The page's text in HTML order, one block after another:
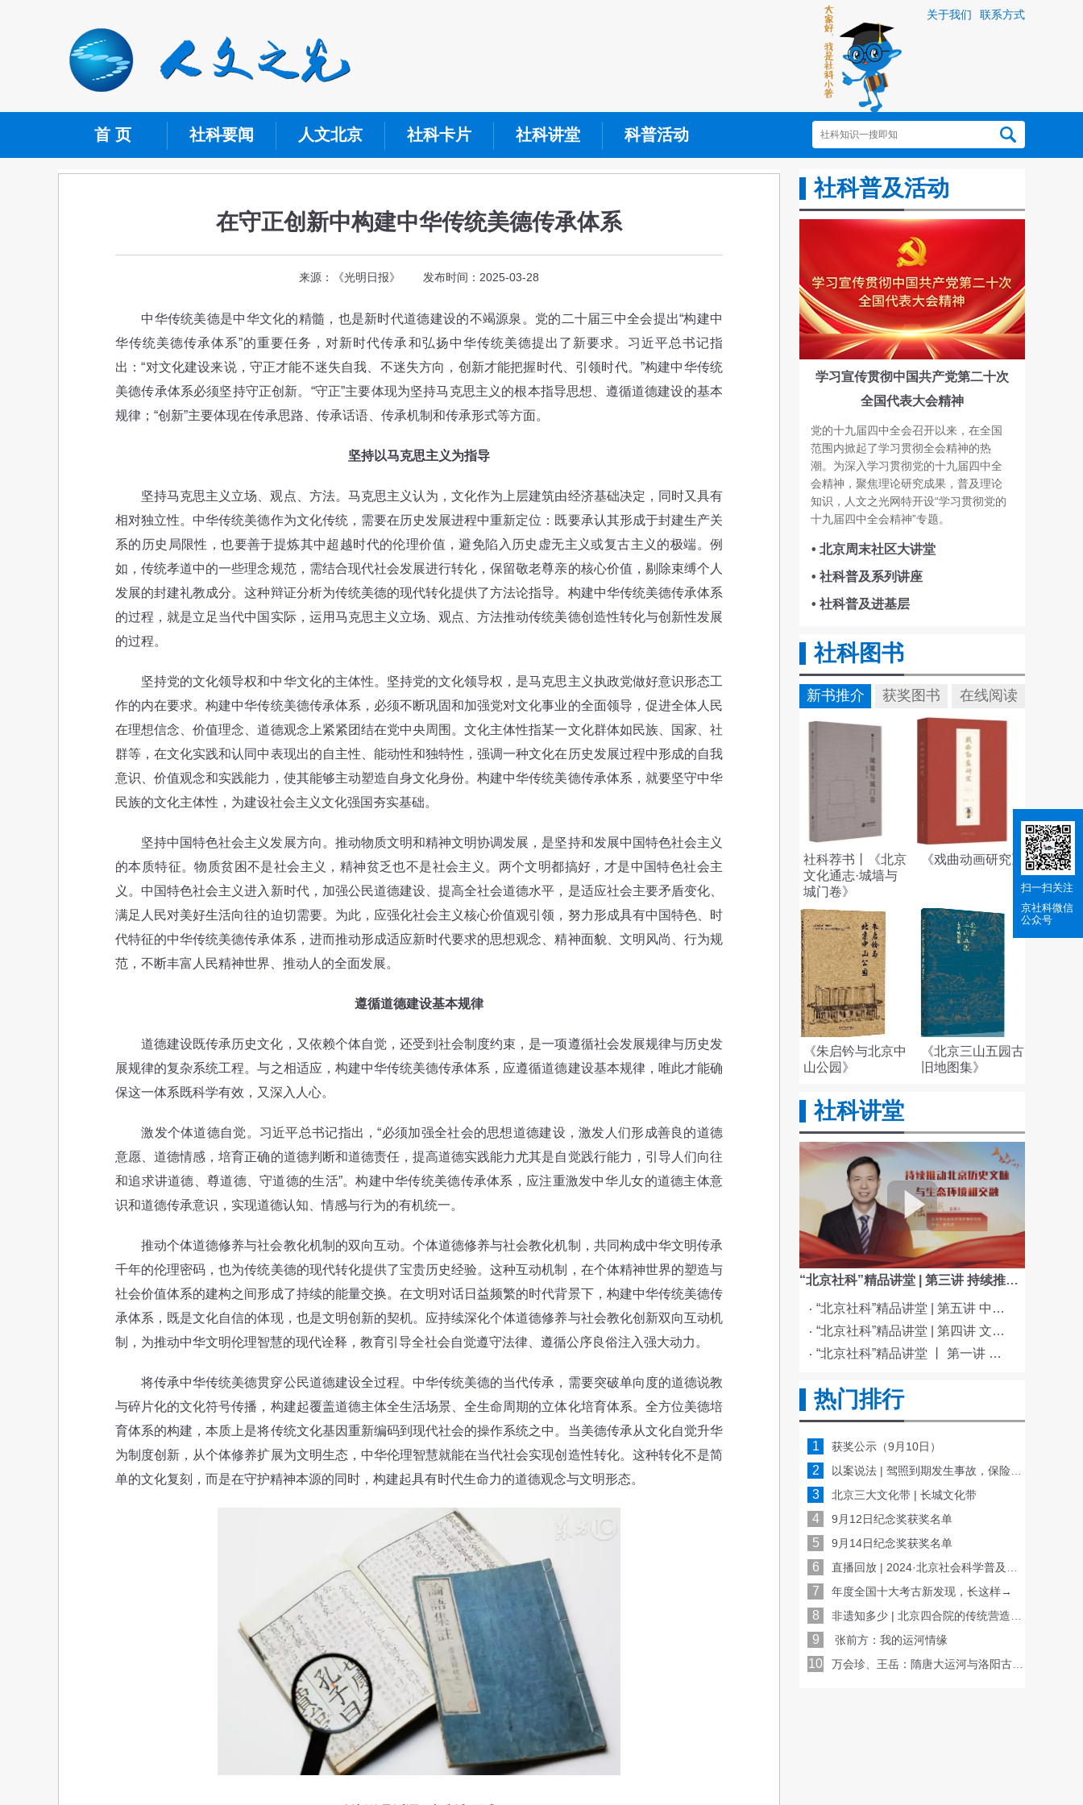
关于我们 联系方式
首 页 社科要闻 人文北京 社科卡片 社科讲堂 科普活动
在守正创新中构建中华传统美德传承体系
来源：《光明日报》 发布时间：2025-03-28
中华传统美德是中华文化的精髓，也是新时代道德建设的不竭源泉。党的二十届三中全会提出“构建中
华传统美德传承体系”的重要任务，对新时代传承和弘扬中华传统美德提出了新要求。习近平总书记指
出：“对文化建设来说，守正才能不迷失自我、不迷失方向，创新才能把握时代、引领时代。”构建中华传统
美德传承体系必须坚持守正创新。“守正”主要体现为坚持马克思主义的根本指导思想、遵循道德建设的基本
规律；“创新”主要体现在传承思路、传承话语、传承机制和传承形式等方面。
坚持以马克思主义为指导
坚持马克思主义立场、观点、方法。马克思主义认为，文化作为上层建筑由经济基础决定，同时又具有
相对独立性。中华传统美德作为文化传统，需要在历史发展进程中重新定位：既要承认其形成于封建生产关
系的历史局限性，也要善于提炼其中超越时代的伦理价值，避免陷入历史虚无主义或复古主义的极端。例
如，传统孝道中的一些理念规范，需结合现代社会发展进行转化，保留敬老尊亲的核心价值，剔除束缚个人
发展的封建礼教成分。这种辩证分析为传统美德的现代转化提供了方法论指导。构建中华传统美德传承体系
的过程，就是立足当代中国实际，运用马克思主义立场、观点、方法推动传统美德创造性转化与创新性发展
的过程。
坚持党的文化领导权和中华文化的主体性。坚持党的文化领导权，是马克思主义执政党做好意识形态工
作的内在要求。构建中华传统美德传承体系，必须不断巩固和加强党对文化事业的全面领导，促进全体人民
在理想信念、价值理念、道德观念上紧紧团结在党中央周围。文化主体性指某一文化群体如民族、国家、社
群等，在文化实践和认同中表现出的自主性、能动性和独特性，强调一种文化在历史发展过程中形成的自我
意识、价值观念和实践能力，使其能够主动塑造自身文化身份。构建中华传统美德传承体系，就要坚守中华
民族的文化主体性，为建设社会主义文化强国夯实基础。
坚持中国特色社会主义发展方向。推动物质文明和精神文明协调发展，是坚持和发展中国特色社会主义
的本质特征。物质贫困不是社会主义，精神贫乏也不是社会主义。两个文明都搞好，才是中国特色社会主
义。中国特色社会主义进入新时代，加强公民道德建设、提高全社会道德水平，是适应社会主要矛盾变化、
满足人民对美好生活向往的迫切需要。为此，应强化社会主义核心价值观引领，努力形成具有中国特色、时
代特征的中华传统美德传承体系，进而推动形成适应新时代要求的思想观念、精神面貌、文明风尚、行为规
范，不断丰富人民精神世界、推动人的全面发展。
遵循道德建设基本规律
道德建设既传承历史文化，又依赖个体自觉，还受到社会制度约束，是一项遵循社会发展规律与历史发
展规律的复杂系统工程。与之相适应，构建中华传统美德传承体系，应遵循道德建设基本规律，唯此才能确
保这一体系既科学有效，又深入人心。
激发个体道德自觉。习近平总书记指出，“必须加强全社会的思想道德建设，激发人们形成善良的道德
意愿、道德情感，培育正确的道德判断和道德责任，提高道德实践能力尤其是自觉践行能力，引导人们向往
和追求讲道德、尊道德、守道德的生活”。构建中华传统美德传承体系，应注重激发中华儿女的道德主体意
识和道德传承意识，实现道德认知、情感与行为的有机统一。
推动个体道德修养与社会教化机制的双向互动。个体道德修养与社会教化机制，共同构成中华文明传承
千年的伦理密码，也为传统美德的现代转化提供了宝贵历史经验。这种互动机制，在个体精神世界的塑造与
社会价值体系的建构之间形成了持续的能量交换。在文明对话日益频繁的时代背景下，构建中华传统美德传
承体系，既是文化自信的体现，也是文明创新的契机。应持续深化个体道德修养与社会教化创新双向互动机
制，为推动中华文明伦理智慧的现代诠释，教育引导全社会自觉遵守法律、遵循公序良俗注入强大动力。
将传承中华传统美德贯穿公民道德建设全过程。中华传统美德的当代传承，需要突破单向度的道德说教
与碎片化的文化符号传播，构建起覆盖道德主体全生活场景、全生命周期的立体化培育体系。全方位美德培
育体系的构建，本质上是将传统文化基因重新编码到现代社会的操作系统之中。当美德传承从文化自觉升华
为制度创新，从个体修养扩展为文明生态，中华伦理智慧就能在当代社会实现创造性转化。这种转化不是简
单的文化复刻，而是在守护精神本源的同时，构建起具有时代生命力的道德观念与文明形态。
社科普及活动
学习宣传贯彻中国共产党第二十次
全国代表大会精神
党的十九届四中全会召开以来，在全国
范围内掀起了学习贯彻全会精神的热
潮。为深入学习贯彻党的十九届四中全
会精神，聚焦理论研究成果，普及理论
知识，人文之光网特开设“学习贯彻党的
十九届四中全会精神”专题。
• 北京周末社区大讲堂
• 社科普及系列讲座
• 社科普及进基层
社科图书
新书推介 获奖图书 在线阅读
社科荐书丨《北京
文化通志·城墙与
城门卷》
《戏曲动画研究》
《朱启钤与北京中
山公园》
《北京三山五园古
旧地图集》
社科讲堂
“北京社科”精品讲堂 | 第三讲 持续推动北京历史文脉与生态环境相交融
“北京社科”精品讲堂 | 第五讲 中国电影与文化传统
“北京社科”精品讲堂 | 第四讲 文化与科技融合赋能新质生产力发展
“北京社科”精品讲堂 丨 第一讲 《红楼梦》的北京情缘
热门排行
1 获奖公示（9月10日）
2 以案说法 | 驾照到期发生事故，保险公司会赔偿吗？
3 北京三大文化带 | 长城文化带
4 9月12日纪念奖获奖名单
5 9月14日纪念奖获奖名单
6 直播回放 | 2024·北京社会科学普及周开幕式
7 年度全国十大考古新发现，长这样→
8 非遗知多少 | 北京四合院的传统营造技艺
9 张前方：我的运河情缘
10 万会珍、王岳：隋唐大运河与洛阳古代体育文化
扫一扫关注
京社科微信
公众号